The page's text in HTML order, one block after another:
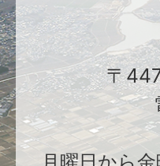
〒